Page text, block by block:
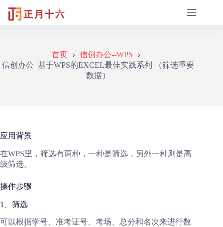
首页
信创办公--WPS
信创办公–基于WPS的EXCEL最佳实践系列 （筛选重要
数据）
应用背景
在WPS里，筛选有两种，一种是筛选，另外一种则是高
级筛选。
操作步骤
1、筛选
可以根据学号、准考证号、考场、总分和名次来进行数